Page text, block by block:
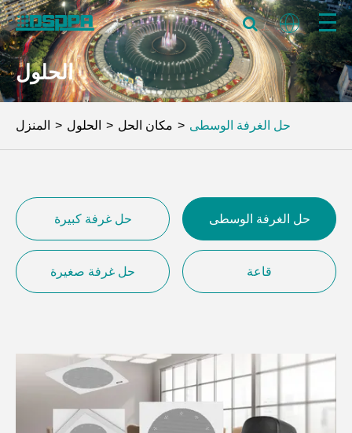
الحلول
المنزل الحلول مكان الحل حل الغرفة الوسطى
حل غرفة كبيرة حل الغرفة الوسطى
حل غرفة صغيرة قاعة